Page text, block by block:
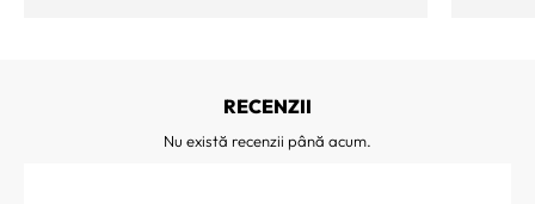
RECENZII
Nu există recenzii până acum.